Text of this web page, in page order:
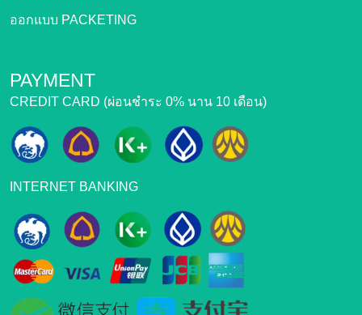
ออกแบบ PACKETING
PAYMENT
CREDIT CARD (ผ่อนชำระ 0% นาน 10 เดือน)
INTERNET BANKING